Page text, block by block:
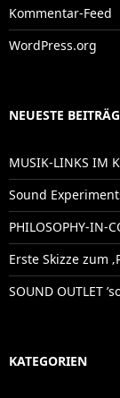
Kommentar-Feed
WordPress.org
NEUESTE
MUSIK-LINKS IM
Sound
PHILOSOPHY-IN-
Erste Skizze zum
SOUND OUTLET
KATEGORIEN